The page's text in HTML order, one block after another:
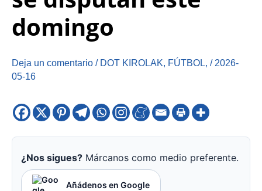
domingo
Deja un comentario / DOT KIROLAK, FÚTBOL, / 2026-
05-16
¿Nos sigues? Márcanos como medio preferente.
Añádenos en Google